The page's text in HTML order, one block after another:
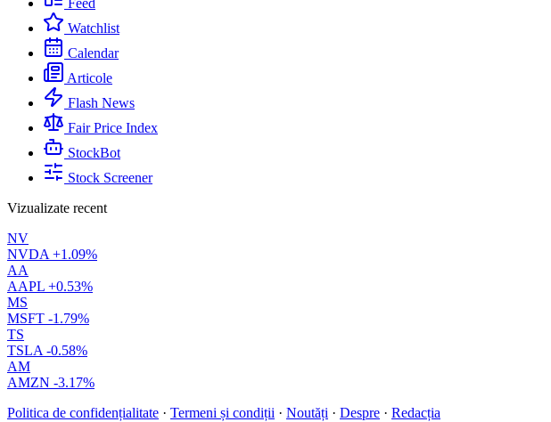
Feed
Watchlist
Calendar
Articole
Flash News
Fair Price Index
StockBot
Stock Screener
Vizualizate recent
NV
NVDA +1.09%
AA
AAPL +0.53%
MS
MSFT -1.79%
TS
TSLA -0.58%
AM
AMZN -3.17%
Politica de confidențialitate · Termeni și condiții · Noutăți · Despre · Redacția